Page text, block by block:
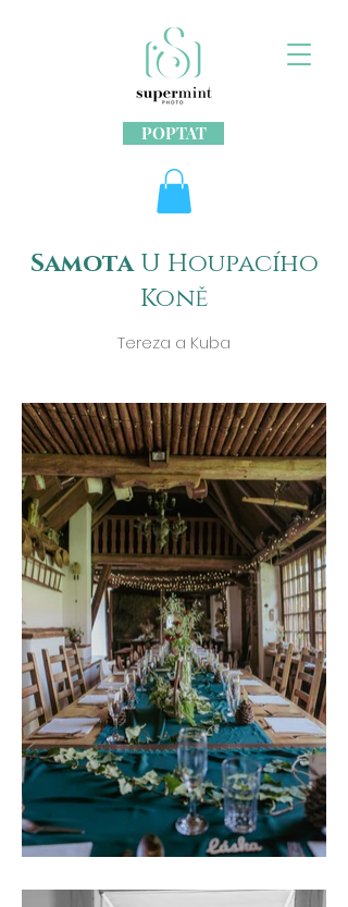
POPTAT
SamotaU Houpacího
Koně
Tereza a Kuba